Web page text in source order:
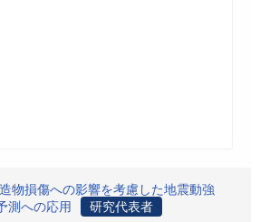
物損傷への影響を考慮した地震動強
測への応用
研究代表者